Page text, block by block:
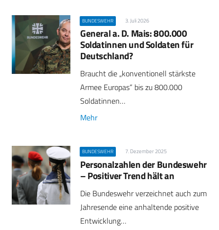
BUNDESWEHR 3. Juli 2026
General a. D. Mais: 800.000
Soldatinnen und Soldaten für
Deutschland?
Braucht die „konventionell stärkste
Armee Europas“ bis zu 800.000
Soldatinnen…
Mehr
BUNDESWEHR 7. Dezember 2025
Personalzahlen der Bundeswehr
– Positiver Trend hält an
Die Bundeswehr verzeichnet auch zum
Jahresende eine anhaltende positive
Entwicklung…